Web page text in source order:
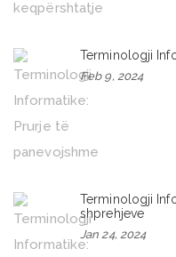
Terminologji
Feb 9, 2024
Terminologji
shprehjeve
Jan 24, 2024